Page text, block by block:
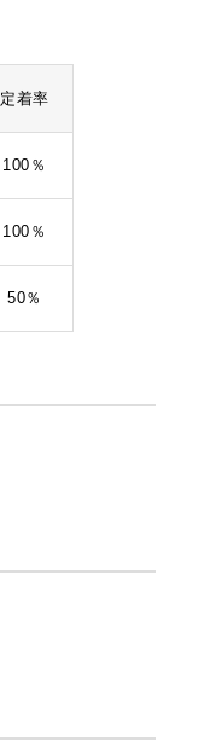
定着率
100％
100％
50％